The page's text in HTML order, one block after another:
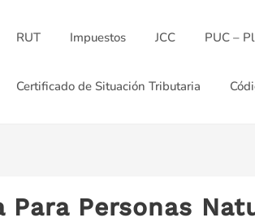
RUT Impuestos JCC PUC –
Certificado de Situación Tributaria
Personas